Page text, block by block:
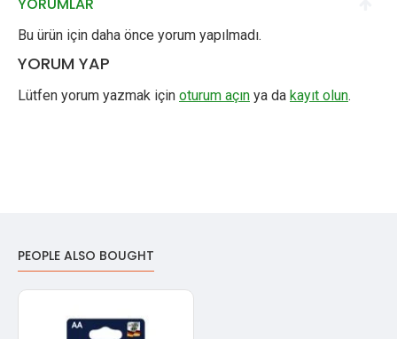
Bu ürün için daha önce yorum yapılmadı.
YORUM YAP
Lütfen yorum yazmak için oturum açın ya da kayıt olun.
PEOPLE ALSO BOUGHT